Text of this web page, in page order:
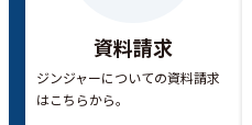
資料請求
ジンジャーについての資料請求
はこちらから。